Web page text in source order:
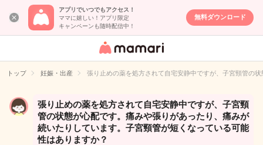
アプリでいつでもアクセス！
ママに嬉しい！アプリ限定
キャンペーンも随時配信中！
無料ダウンロード
女性専用匿名QA
イト
トップ 妊娠・出産 張り止めの薬を処方されて自宅安静中ですが、子宮頸管の
張り止めの薬を処方されて自宅安静中ですが、子宮頸
管の状態が心配です。痛みや張りがあったり、痛みが
続いたりしています。子宮頸管が短くなっている可能
性はありますか？